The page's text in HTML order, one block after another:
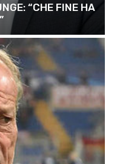
“CHE FINE HA